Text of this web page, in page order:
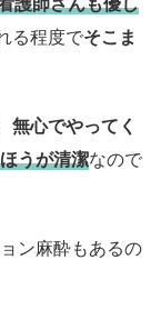
る程度でそこま
無心でやってく
うが清潔なので
ン麻酔もあるの